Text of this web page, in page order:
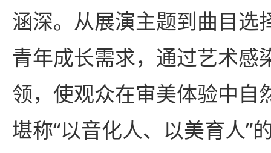
涵深。从展演主题到曲目选
青年成长需求，通过艺术感
领，使观众在审美体验中自
堪称“以音化人、以美育人”